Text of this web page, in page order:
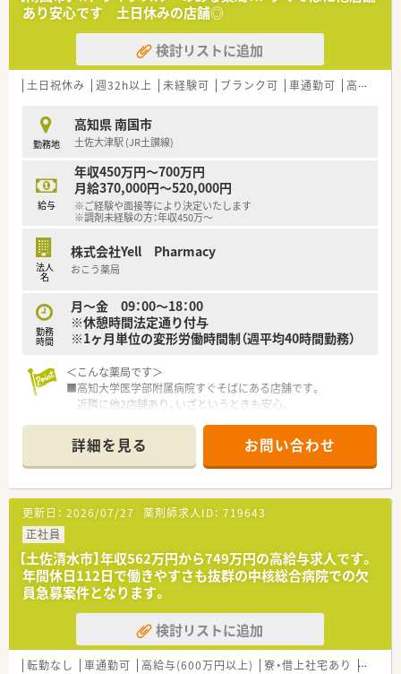
夏季休暇、年末年始
福利厚生諸手当：厚生年金／雇用保険／薬剤師賠償責任保険／そ
の他健保 職務手当50,000円
＜こんな病院です＞
■脳動脈瘤・脳腫瘍・慢性硬膜下血腫などの手術を中心に行って
いる病院です。
■救急の受け入れもしている他、脳卒中の患者様を退院後も他の
医療機関との連携によって地域全体で支えていくための仕組み
作りをしているなど患者様一人ひとりに合わせた柔軟な対応で
地域住民の健康に寄与しています。
■ガンマナイフ等最新の機器を導入しています。
■「くるみんマーク」を取得している法人です。育児・介護休業の
規定の改善など、従業員の方が働きやすい環境を整備されていま
す。高知県ワークライフバランス推進企業にも認定されました。
＜業務内容＞
■処方箋による調剤業務、服薬指導、薬剤情報の提供など
■調剤、監査、薬剤管理指導、ミキシング、DI、持参薬鑑別、在庫管
す。
■病棟業務担当と調剤業務担当で多少分けている分もありま
す。
＜研修制度＞
■現場の先輩薬剤師より指導を受けて頂きます。
＜こんな方にもオススメ＞
■調剤経験のある方
■夜遅くまでの勤務が難しい方
あり安心です 土日休みの店舗◎
検討リストに追加
土日祝休み 週32h以上 未経験可 ブランク可 車通勤可 高給与(600万円以上)
勤務地
高知県 南国市
土佐大津駅 (JR土讃線)
給与
年収450万円～700万円
月給370,000円～520,000円
※ご経験や面接等により決定いたします
※調剤未経験の方：年収450万～
法人
名
株式会社Yell Pharmacy
おこう薬局
勤務
時間
月～金 09：00～18：00
※休憩時間法定通り付与
※1ヶ月単位の変形労働時間制（週平均40時間勤務）
＜こんな薬局です＞
■高知大学医学部附属病院すぐそばにある店舗です。
近隣に他2店舗あり、いざというときも安心。
広々とした駐車場、ピンクの看板が目印です。
■お隣の敷地にはコンビニもありお昼休みやお帰りの際に立ち
寄ることもでき便利。
■薬剤師3名在籍、管理薬剤師は女性です。
＜業務内容＞
す。
■総合科目を応需しています。幅広い処方箋を対応しますので
スキルアップにつながります。
■処方箋枚数は1日あたり平均60枚です。
■投薬は立ち投薬となります。
■在宅業務もございます。これまでのご経験や入社後の状況に
応じてご担当頂く場合がございます。
詳細を見る お問い合わせ
更新日： 2026/07/27 薬剤師求人ID： 719643
正社員
【土佐清水市】年収562万円から749万円の高給与求人です。
年間休日112日で働きやすさも抜群の中核総合病院での欠
員急募案件となります。
検討リストに追加
転勤なし 車通勤可 高給与(600万円以上) 寮・借上社宅あり 住宅